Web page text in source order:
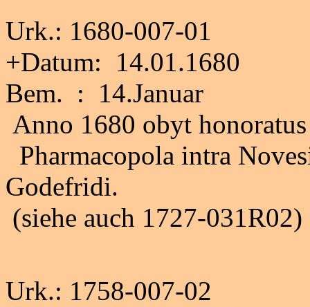
Urk.: 1680-007-01
+Datum: 14.01.1680
Bem. : 14.Januar
Anno 1680 obyt
Pharmacopola intra
Godefridi.
(siehe auch 1727-031R02)
Urk.: 1758-007-02